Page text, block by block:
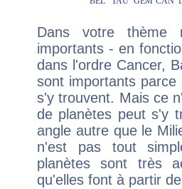
Dans votre thème
importants - en
dans l'ordre Cancer,
sont importants parce
s'y trouvent. Mais ce
de planètes peut s'y
angle autre que le
n'est pas tout
planètes sont très
qu'elles font à partir